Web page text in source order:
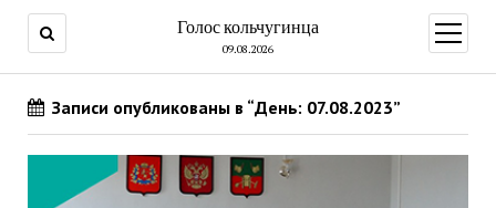
Голос кольчугинца
09.08.2026
меню
Записи опубликованы в “День: 07.08.2023”